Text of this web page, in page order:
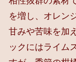
を増し、オレン
甘みや苦味を加
ックにはライム